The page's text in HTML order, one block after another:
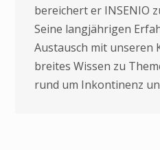
bereichert er INSENIO
Seine langjährigen
Austausch mit unseren
breites Wissen zu
rund um Inkontinenz